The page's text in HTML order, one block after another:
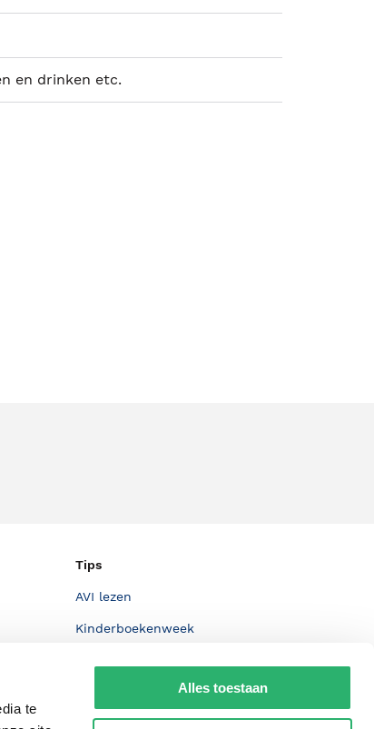
te
Alles toestaan
en drinken etc.
Tips
AVI lezen
Kinderboekenweek
De Nationale Voorleesdagen
Boekenweek